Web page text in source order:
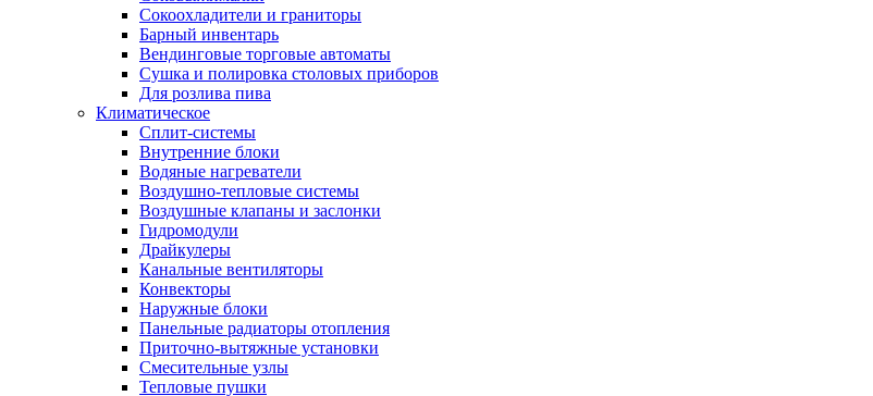
Сокоохладители и граниторы
Барный инвентарь
Вендинговые торговые автоматы
Сушка и полировка столовых приборов
Для розлива пива
Климатическое
Сплит-системы
Внутренние блоки
Водяные нагреватели
Воздушно-тепловые системы
Воздушные клапаны и заслонки
Гидромодули
Драйкулеры
Канальные вентиляторы
Конвекторы
Наружные блоки
Панельные радиаторы отопления
Приточно-вытяжные установки
Смесительные узлы
Тепловые пушки